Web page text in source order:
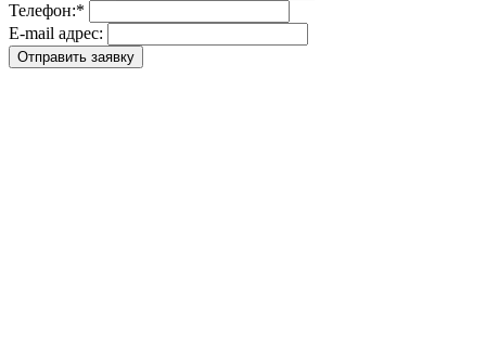
Телефон:*
E-mail адрес: